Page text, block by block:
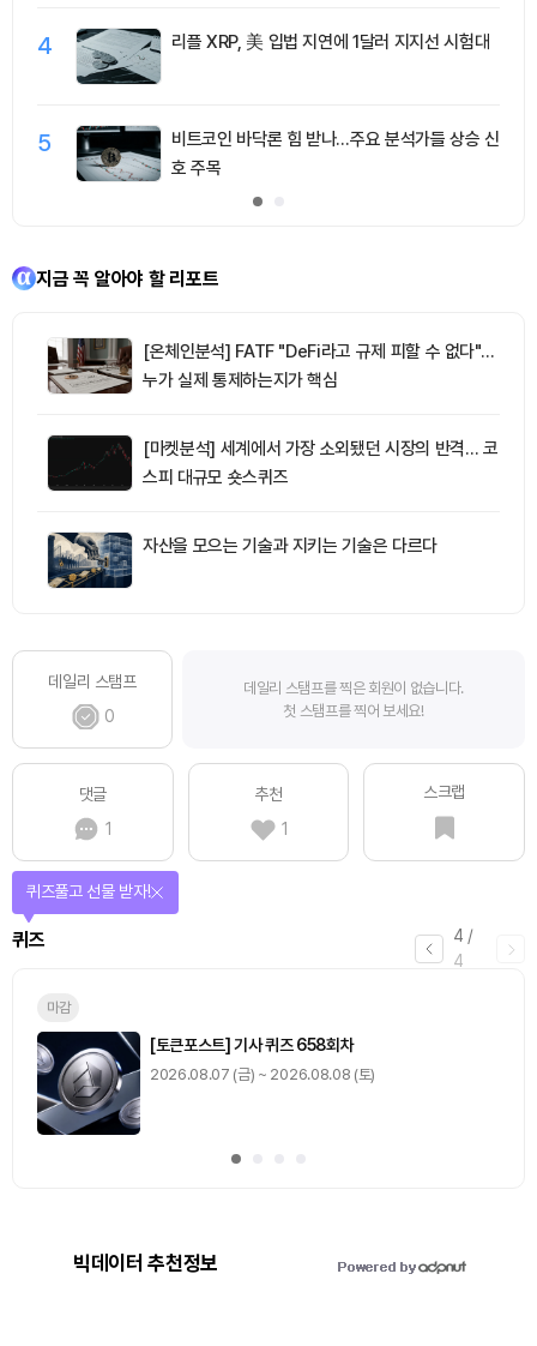
4 리플 XRP, 美 입법 지연에 1달러 지지선 시험대
5
비트코인 바닥론 힘 받나…주요 분석가들 상승 신
호 주목
지금 꼭 알아야 할 리포트
[온체인분석] FATF "DeFi라고 규제 피할 수 없다"…
누가 실제 통제하는지가 핵심
[마켓분석] 세계에서 가장 소외됐던 시장의 반격… 코
스피 대규모 숏스퀴즈
자산을 모으는 기술과 지키는 기술은 다르다
데일리 스탬프
0
데일리 스탬프를 찍은 회원이 없습니다.
첫 스탬프를 찍어 보세요!
댓글
1
추천
1
스크랩
4 /
4
퀴즈
퀴즈풀고 선물 받자!
마감
[토큰포스트] 기사 퀴즈 658회차
2026.08.07 (금) ~ 2026.08.08 (토)
빅데이터 추천정보